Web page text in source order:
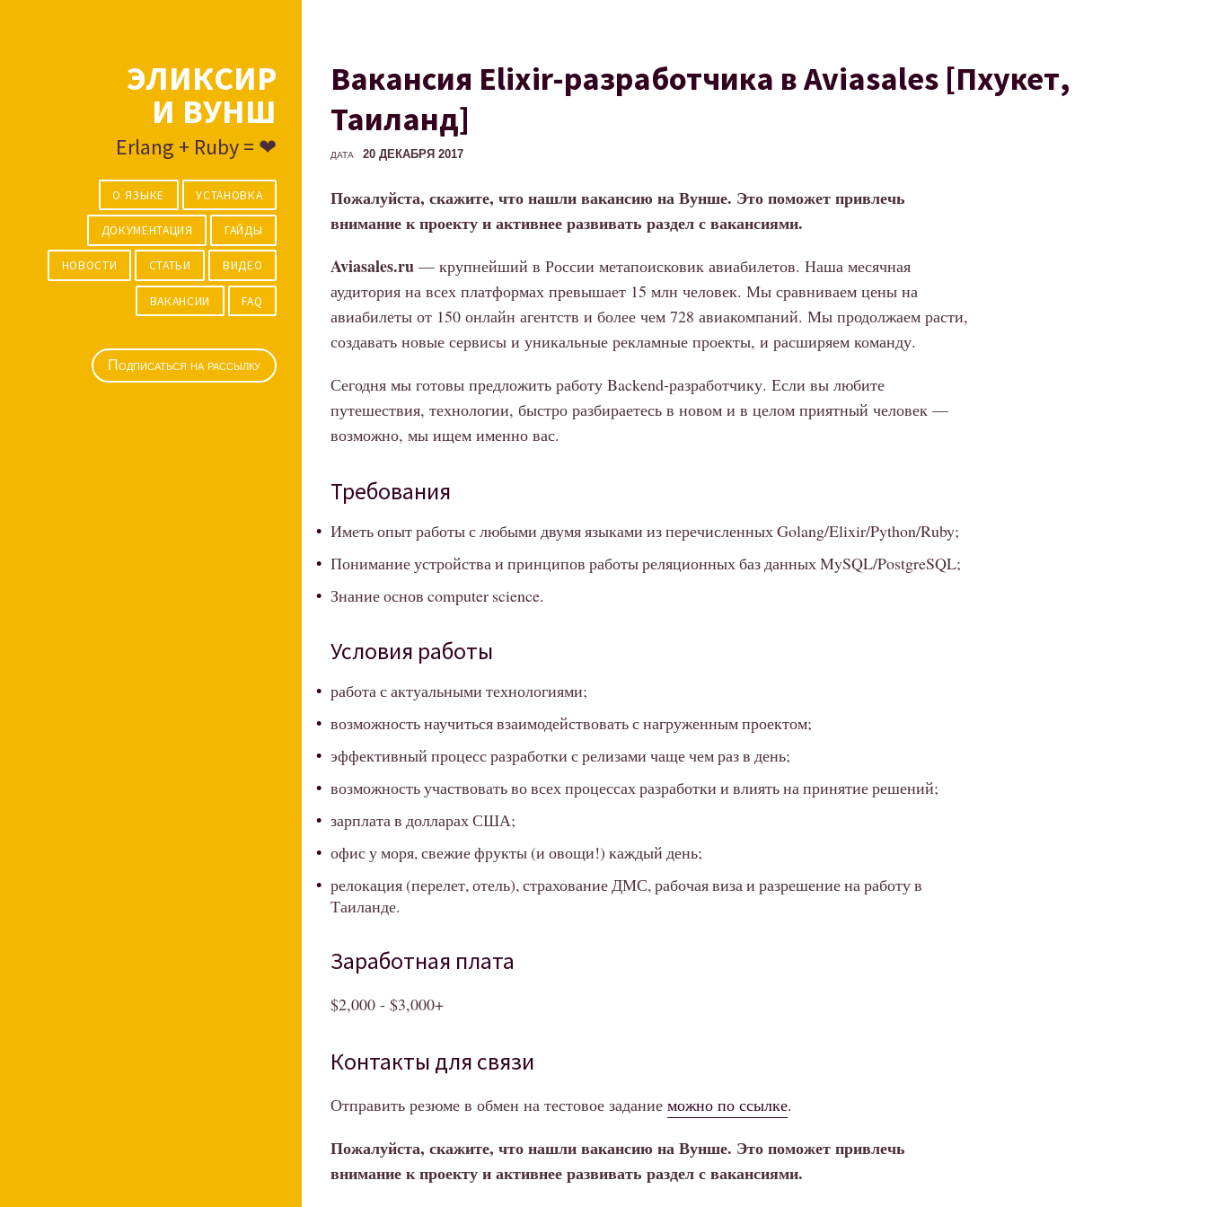
ЭЛИКСИР
И ВУНШ
Erlang + Ruby = ❤
О ЯЗЫКЕ УСТАНОВКА
ДОКУМЕНТАЦИЯ ГАЙДЫ
НОВОСТИ СТАТЬИ ВИДЕО
ВАКАНСИИ FAQ
Подписаться на рассылку
Вакансия Elixir-разработчика в Aviasales [Пхукет,
Таиланд]
ДАТА 20 ДЕКАБРЯ 2017
Пожалуйста, скажите, что нашли вакансию на Вунше. Это поможет привлечь
внимание к проекту и активнее развивать раздел с вакансиями.
Aviasales.ru — крупнейший в России метапоисковик авиабилетов. Наша месячная
аудитория на всех платформах превышает 15 млн человек. Мы сравниваем цены на
авиабилеты от 150 онлайн агентств и более чем 728 авиакомпаний. Мы продолжаем расти,
создавать новые сервисы и уникальные рекламные проекты, и расширяем команду.
Сегодня мы готовы предложить работу Backend-разработчику. Если вы любите
путешествия, технологии, быстро разбираетесь в новом и в целом приятный человек —
возможно, мы ищем именно вас.
Требования
Иметь опыт работы с любыми двумя языками из перечисленных Golang/Elixir/Python/Ruby;
Понимание устройства и принципов работы реляционных баз данных MySQL/PostgreSQL;
Знание основ computer science.
Условия работы
работа с актуальными технологиями;
возможность научиться взаимодействовать с нагруженным проектом;
эффективный процесс разработки с релизами чаще чем раз в день;
возможность участвовать во всех процессах разработки и влиять на принятие решений;
зарплата в долларах США;
офис у моря, свежие фрукты (и овощи!) каждый день;
релокация (перелет, отель), страхование ДМС, рабочая виза и разрешение на работу в
Таиланде.
Заработная плата
$2,000 - $3,000+
Контакты для связи
Отправить резюме в обмен на тестовое задание можно по ссылке.
Пожалуйста, скажите, что нашли вакансию на Вунше. Это поможет привлечь
внимание к проекту и активнее развивать раздел с вакансиями.